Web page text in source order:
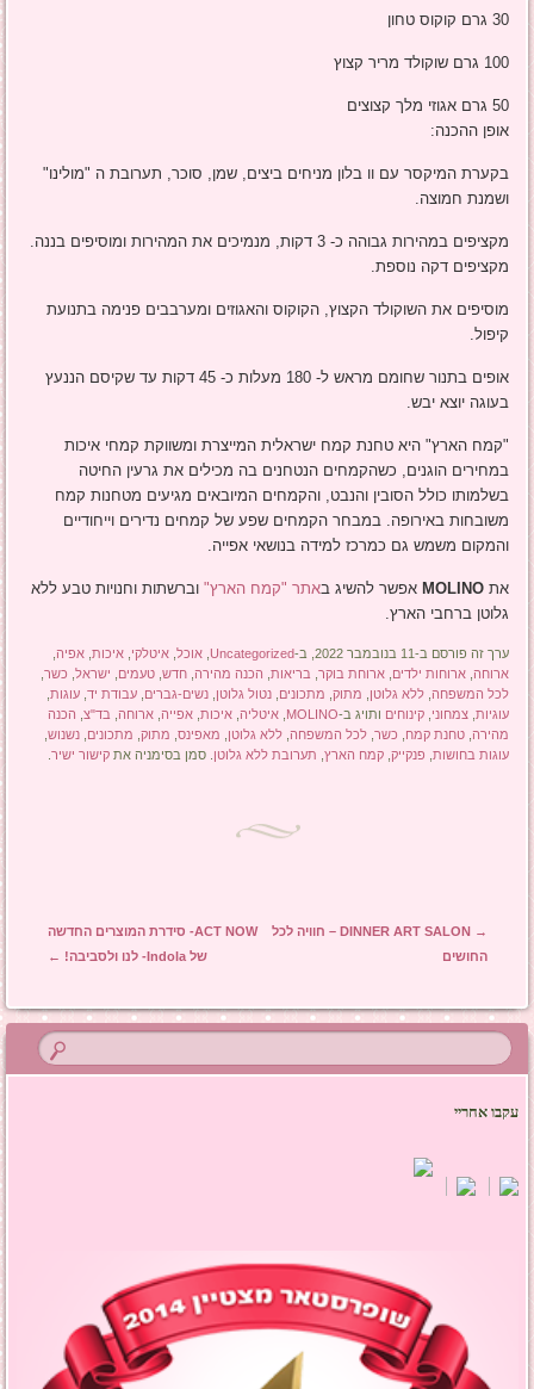
30 גרם קוקוס טחון
100 גרם שוקולד מריר קצוץ
50 גרם אגוזי מלך קצוצים
אופן ההכנה:
בקערת המיקסר עם וו בלון מניחים ביצים, שמן, סוכר, תערובת ה "מולינו"
ושמנת חמוצה.
מקציפים במהירות גבוהה כ- 3 דקות, מנמיכים את המהירות ומוסיפים בננה.
מקציפים דקה נוספת.
מוסיפים את השוקולד הקצוץ, הקוקוס והאגוזים ומערבבים פנימה בתנועת
קיפול.
אופים בתנור שחומם מראש ל- 180 מעלות כ- 45 דקות עד שקיסם הננעץ
בעוגה יוצא יבש.
"קמח הארץ" היא טחנת קמח ישראלית המייצרת ומשווקת קמחי איכות
במחירים הוגנים, כשהקמחים הנטחנים בה מכילים את גרעין החיטה
בשלמותו כולל הסובין והנבט, והקמחים המיובאים מגיעים מטחנות קמח
משובחות באירופה. במבחר הקמחים שפע של קמחים נדירים וייחודיים
והמקום משמש גם כמרכז למידה בנושאי אפייה.
אתMOLINO אפשר להשיג באתר "קמח הארץ" וברשתות וחנויות טבע ללא
גלוטן ברחבי הארץ.
ערך זה פורסם ב-11 בנובמבר 2022, ב- Uncategorized
,אוכל ,איטלקי ,איכות ,אפיה
ארוחה ,ארוחות ילדים ,ארוחת בוקר בריאות הכנה מהירה ,חדש ,טעמים ישראל כשר
לכל המשפחה ,ללא גלוטן מתוק מתכונים ,נטול גלוטן ,נשים-גברים ,עבודת יד ,עוגות
עוגיות ,צמחוני ,קינוחים ותויג ב-MOLINO
,איטליה ,איכות ,אפייה ,ארוחה בד"צ הכנה
מהירה ,טחנת קמח כשר ,לכל המשפחה ,ללא גלוטן מאפינס מתוק מתכונים ,נשנוש
עוגות בחושות פנקייק ,קמח הארץ תערובת ללא גלוטן . סמן בסימניה אתקישור ישיר
ניווט בפוסטים
→
DINNER ART SALON – חוויה לכל
החושים
ACT NOW- סידרת המוצרים החדשה
של Indola- לנו ולסביבה!
←
עקבו אחריי